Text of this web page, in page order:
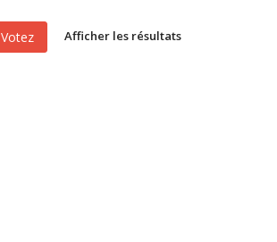
Votez Afficher les résultats